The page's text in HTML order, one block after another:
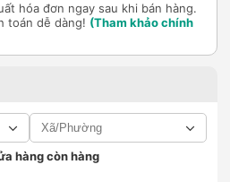
hóa đơn ngay sau khi bán hàng.
toán dễ dàng! (Tham khảo chính
hàng còn hàng